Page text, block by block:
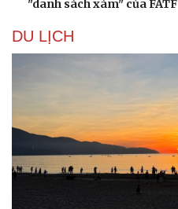
"danh sách xám" của FATF
DU LỊCH